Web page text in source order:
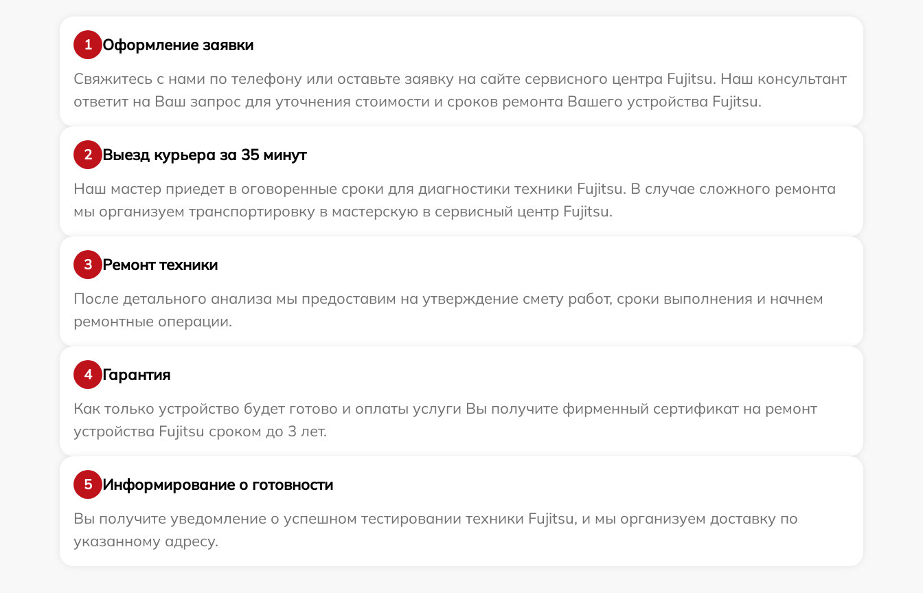
1
Оформление заявки
Свяжитесь с нами по телефону или оставьте заявку на сайте сервисного центра Fujitsu. Наш консультант
ответит на Ваш запрос для уточнения стоимости и сроков ремонта Вашего устройства Fujitsu.
2
Выезд курьера за 35 минут
Наш мастер приедет в оговоренные сроки для диагностики техники Fujitsu. В случае сложного ремонта
мы организуем транспортировку в мастерскую в сервисный центр Fujitsu.
3
Ремонт техники
После детального анализа мы предоставим на утверждение смету работ, сроки выполнения и начнем
ремонтные операции.
4
Гарантия
Как только устройство будет готово и оплаты услуги Вы получите фирменный сертификат на ремонт
устройства Fujitsu сроком до 3 лет.
5
Информирование о готовности
Вы получите уведомление о успешном тестировании техники Fujitsu, и мы организуем доставку по
указанному адресу.